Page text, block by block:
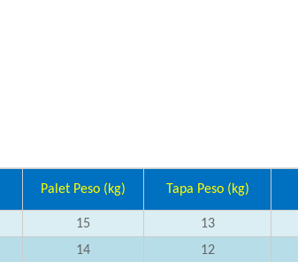
Palet Peso (kg) Tapa Peso(kg)
15 13
14 12